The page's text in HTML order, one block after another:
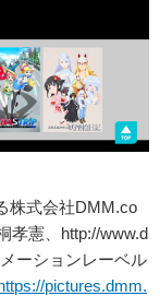
株式会社DMM.co
孝憲、http://www.d
ーションレーベル
pictures.dmm.